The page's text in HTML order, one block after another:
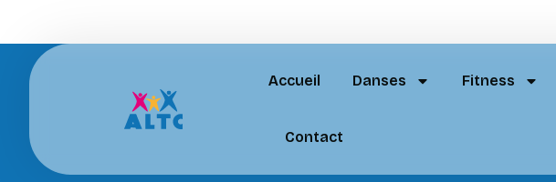
Accueil Danses Fitness
Contact